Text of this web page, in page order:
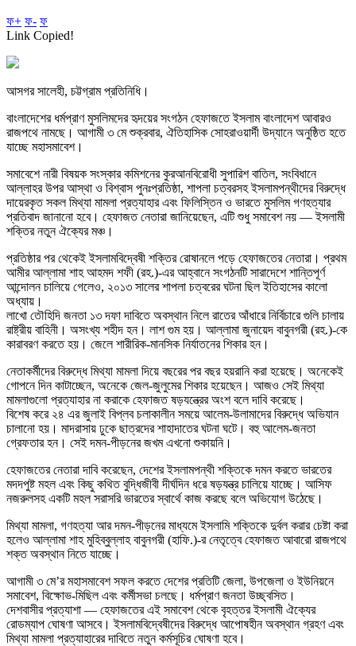
ফ+ ফ- ফ
Link Copied!
আসগর সালেহী, চট্টগ্রাম প্রতিনিধি।
বাংলাদেশের ধর্মপ্রাণ মুসলিমদের হৃদয়ের সংগঠন হেফাজতে ইসলাম বাংলাদেশ আবারও
রাজপথে নামছে। আগামী ৩ মে শুক্রবার, ঐতিহাসিক সোহরাওয়ার্দী উদ্যানে অনুষ্ঠিত হতে
যাচ্ছে মহাসমাবেশ।
সমাবেশে নারী বিষয়ক সংস্কার কমিশনের কুরআনবিরোধী সুপারিশ বাতিল, সংবিধানে
আল্লাহর উপর আস্থা ও বিশ্বাস পুনঃপ্রতিষ্ঠা, শাপলা চত্বরসহ ইসলামপন্থীদের বিরুদ্ধে
দায়েরকৃত সকল মিথ্যা মামলা প্রত্যাহার এবং ফিলিস্তিন ও ভারতে মুসলিম গণহত্যার
প্রতিবাদ জানানো হবে। হেফাজত নেতারা জানিয়েছেন, এটি শুধু সমাবেশ নয় — ইসলামী
শক্তির নতুন ঐক্যের মঞ্চ।
প্রতিষ্ঠার পর থেকেই ইসলামবিদ্বেষী শক্তির রোষানলে পড়ে হেফাজতের নেতারা। প্রথম
আমীর আল্লামা শাহ আহমদ শফী (রহ.)-এর আহ্বানে সংগঠনটি সারাদেশে শান্তিপূর্ণ
আন্দোলন চালিয়ে গেলেও, ২০১৩ সালের শাপলা চত্বরের ঘটনা ছিল ইতিহাসের কালো
অধ্যায়।
লাখো তৌহিদি জনতা ১৩ দফা দাবিতে অবস্থান নিলে রাতের আঁধারে নির্বিচারে গুলি চালায়
রাষ্ট্রীয় বাহিনী। অসংখ্য শহীদ হন। লাশ গুম হয়। আল্লামা জুনায়েদ বাবুনগরী (রহ.)-কে
কারাবরণ করতে হয়। জেলে শারীরিক-মানসিক নির্যাতনের শিকার হন।
নেতাকর্মীদের বিরুদ্ধে মিথ্যা মামলা দিয়ে বছরের পর বছর হয়রানি করা হয়েছে। অনেকেই
গোপনে দিন কাটাচ্ছেন, অনেকে জেল-জুলুমের শিকার হয়েছেন। আজও সেই মিথ্যা
মামলাগুলো প্রত্যাহার না করাকে হেফাজত ষড়যন্ত্রের অংশ বলে দাবি করেছে।
বিশেষ করে ২৪ এর জুলাই বিপ্লব চলাকালীন সময়ে আলেম-উলামাদের বিরুদ্ধে অভিযান
চালানো হয়। মাদরাসায় ঢুকে ছাত্রদের শাহাদাতের ঘটনা ঘটে। বহু আলেম-জনতা
গ্রেফতার হন। সেই দমন-পীড়নের জখম এখনো শুকায়নি।
হেফাজতের নেতারা দাবি করেছেন, দেশের ইসলামপন্থী শক্তিকে দমন করতে ভারতের
মদদপুষ্ট মহল এবং কিছু কথিত বুদ্ধিজীবী দীর্ঘদিন ধরে ষড়যন্ত্র চালিয়ে যাচ্ছে। আসিফ
নজরুলসহ একটি মহল সরাসরি ভারতের স্বার্থে কাজ করছে বলে অভিযোগ উঠেছে।
মিথ্যা মামলা, গণহত্যা আর দমন-পীড়নের মাধ্যমে ইসলামি শক্তিকে দুর্বল করার চেষ্টা করা
হলেও আল্লামা শাহ মুহিব্বুল্লাহ বাবুনগরী (হাফি.)-র নেতৃত্বে হেফাজত আবারো রাজপথে
শক্ত অবস্থান নিতে যাচ্ছে।
আগামী ৩ মে’র মহাসমাবেশ সফল করতে দেশের প্রতিটি জেলা, উপজেলা ও ইউনিয়নে
সমাবেশ, বিক্ষোভ-মিছিল এবং কর্মীসভা চলছে। ধর্মপ্রাণ জনতা উচ্ছ্বসিত।
দেশবাসীর প্রত্যাশা — হেফাজতের এই সমাবেশ থেকে বৃহত্তর ইসলামী ঐক্যের
রোডম্যাপ ঘোষণা আসবে। ইসলামবিদ্বেষীদের বিরুদ্ধে আপোষহীন অবস্থান গ্রহণ এবং
মিথ্যা মামলা প্রত্যাহারের দাবিতে নতুন কর্মসূচির ঘোষণা হবে।